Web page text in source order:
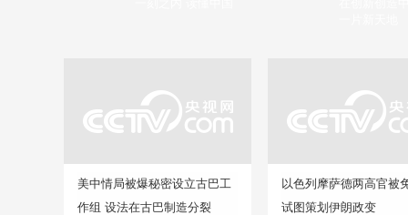
美中情局被爆秘密设立古巴工
作组 设法在古巴制造分裂
以色列摩萨德两高官被
试图策划伊朗政变